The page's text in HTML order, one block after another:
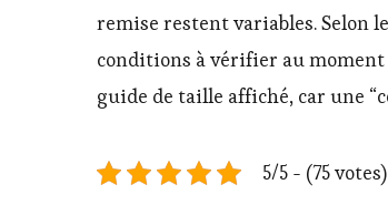
remise restent variables. Selon
conditions à vérifier au moment
guide de taille affiché, car une
5/5 - (75 votes)